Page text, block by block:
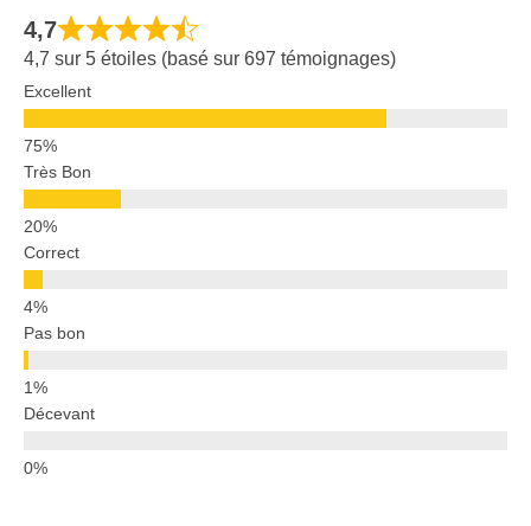
4,7
4,7 sur 5 étoiles (basé sur 697 témoignages)
Excellent
Très Bon
Correct
Pas bon
Décevant